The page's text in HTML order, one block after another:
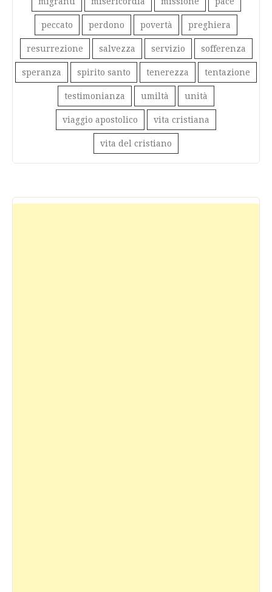
peccato perdono povertà preghiera
resurrezione salvezza servizio sofferenza
speranza spirito santo tenerezza tentazione
testimonianza umiltà unità
viaggio apostolico vita cristiana
vita del cristiano